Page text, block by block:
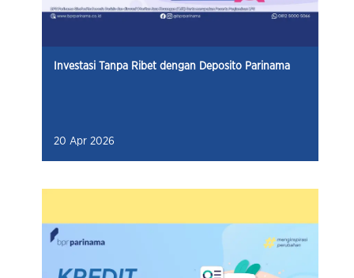
Investasi Tanpa Ribet dengan Deposito Parinama
20 Apr 2026